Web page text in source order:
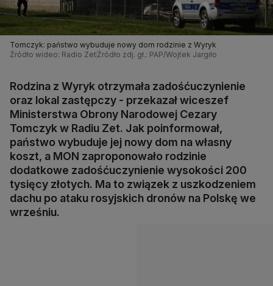
Tomczyk: państwo wybuduje nowy dom rodzinie z Wyryk
Źródło wideo: Radio ZetŹródło zdj. gł.: PAP/Wojtek Jargiło
Rodzina z Wyryk otrzymała zadośćuczynienie
oraz lokal zastępczy - przekazał wiceszef
Ministerstwa Obrony Narodowej Cezary
Tomczyk w Radiu Zet. Jak poinformował,
państwo wybuduje jej nowy dom na własny
koszt, a MON zaproponowało rodzinie
dodatkowe zadośćuczynienie wysokości 200
tysięcy złotych. Ma to związek z uszkodzeniem
dachu po ataku rosyjskich dronów na Polskę we
wrześniu.